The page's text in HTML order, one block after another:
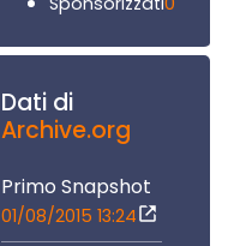
Dati di
Archive.org
Primo Snapshot
01/08/2015 13:24